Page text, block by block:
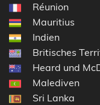
Réunion
Mauritius
Indien
Britisches
Heard und
Malediven
Sri Lanka